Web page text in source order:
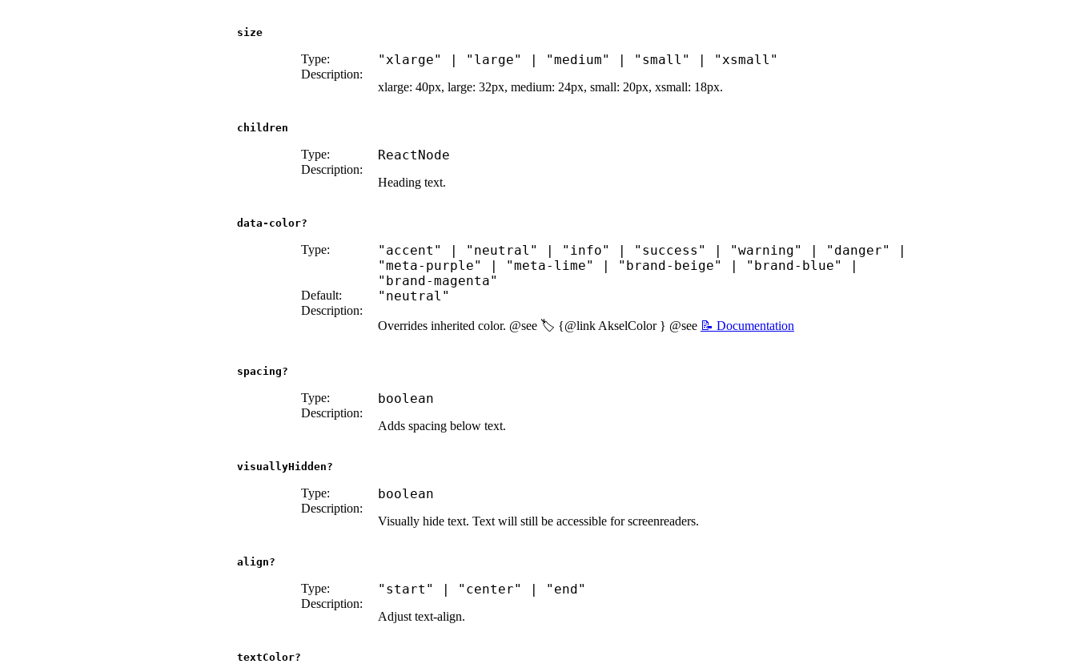
size
Type: "xlarge" "large" "medium" "small" "xsmall"
Description:
xlarge: 40px, large: 32px, medium: 24px, small: 20px, xsmall: 18px.
children
Type: ReactNode
Description:
Heading text.
data-color?
Type: "accent" "neutral" "info" "success" "warning" "danger"
"meta-purple"
"meta-lime" "brand-beige" "brand-blue"
"brand-magenta"
Default: "neutral"
Description:
Overrides inherited color. @see 🏷️ {@link AkselColor } @see 📝 Documentation
spacing?
Type: boolean
Description:
Adds spacing below text.
visuallyHidden?
Type: boolean
Description:
Visually hide text. Text will still be accessible for screenreaders.
align?
Type: "start" "center" "end"
Description:
Adjust text-align.
textColor?